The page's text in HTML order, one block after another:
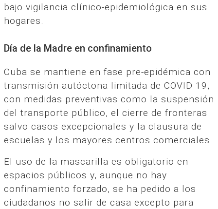
bajo vigilancia clínico-epidemiológica en sus
hogares.
Día de la Madre en confinamiento
Cuba se mantiene en fase pre-epidémica con
transmisión autóctona limitada de COVID-19,
con medidas preventivas como la suspensión
del transporte público, el cierre de fronteras
salvo casos excepcionales y la clausura de
escuelas y los mayores centros comerciales.
El uso de la mascarilla es obligatorio en
espacios públicos y, aunque no hay
confinamiento forzado, se ha pedido a los
ciudadanos no salir de casa excepto para